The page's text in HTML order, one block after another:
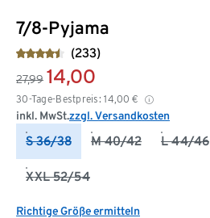
7/8-Pyjama
(233)
27,99 14,00
30-Tage-Bestpreis: 14,00 €
inkl. MwSt.zzgl. Versandkosten
S 36/38 M 40/42 L 44/46
XXL 52/54
Richtige Größe ermitteln